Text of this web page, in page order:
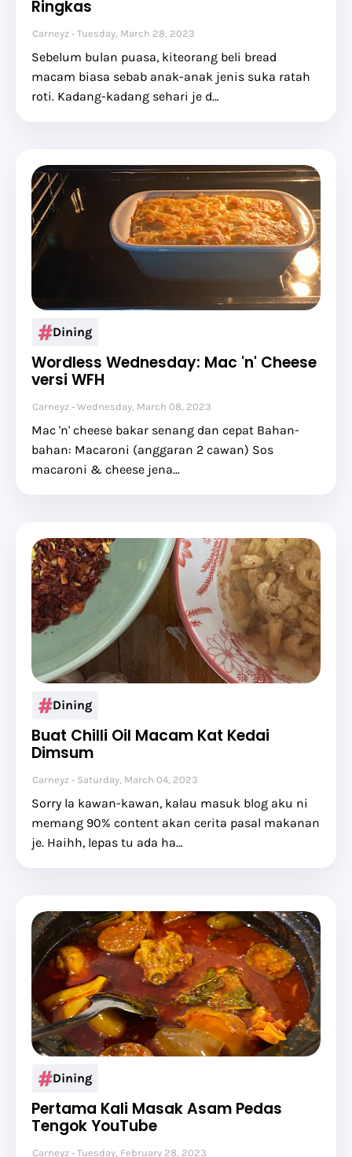
Ringkas
Carneyz Tuesday, March 28, 2023
Sebelum bulan puasa, kiteorang beli bread
macam biasa sebab anak-anak jenis suka ratah
roti. Kadang-kadang sehari je d…
Dining
Wordless Wednesday: Mac 'n' Cheese
versi WFH
Carneyz Wednesday, March 08, 2023
Mac 'n' cheese bakar senang dan cepat Bahan-
bahan: Macaroni (anggaran 2 cawan) Sos
macaroni & cheese jena…
Dining
Buat Chilli Oil Macam Kat Kedai
Dimsum
Carneyz Saturday, March 04, 2023
Sorry la kawan-kawan, kalau masuk blog aku ni
memang 90% content akan cerita pasal makanan
je. Haihh, lepas tu ada ha…
Dining
Pertama Kali Masak Asam Pedas
Tengok YouTube
Carneyz Tuesday, February 28, 2023